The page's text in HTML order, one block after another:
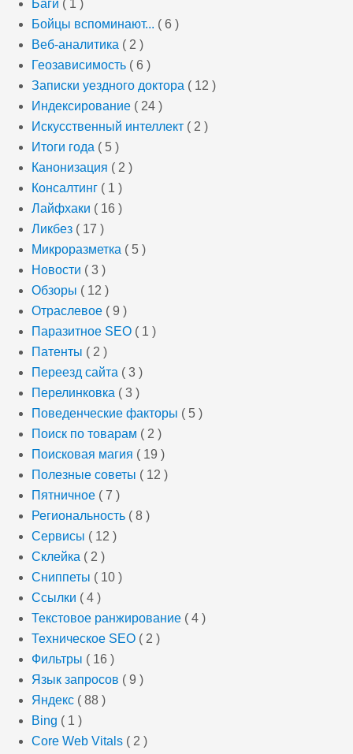
Баги ( 1 )
Бойцы вспоминают... ( 6 )
Веб-аналитика ( 2 )
Геозависимость ( 6 )
Записки уездного доктора ( 12 )
Индексирование ( 24 )
Искусственный интеллект ( 2 )
Итоги года ( 5 )
Канонизация ( 2 )
Консалтинг ( 1 )
Лайфхаки ( 16 )
Ликбез ( 17 )
Микроразметка ( 5 )
Новости ( 3 )
Обзоры ( 12 )
Отраслевое ( 9 )
Паразитное SEO ( 1 )
Патенты ( 2 )
Переезд сайта ( 3 )
Перелинковка ( 3 )
Поведенческие факторы ( 5 )
Поиск по товарам ( 2 )
Поисковая магия ( 19 )
Полезные советы ( 12 )
Пятничное ( 7 )
Региональность ( 8 )
Сервисы ( 12 )
Склейка ( 2 )
Сниппеты ( 10 )
Ссылки ( 4 )
Текстовое ранжирование ( 4 )
Техническое SEO ( 2 )
Фильтры ( 16 )
Язык запросов ( 9 )
Яндекс ( 88 )
Bing ( 1 )
Core Web Vitals ( 2 )